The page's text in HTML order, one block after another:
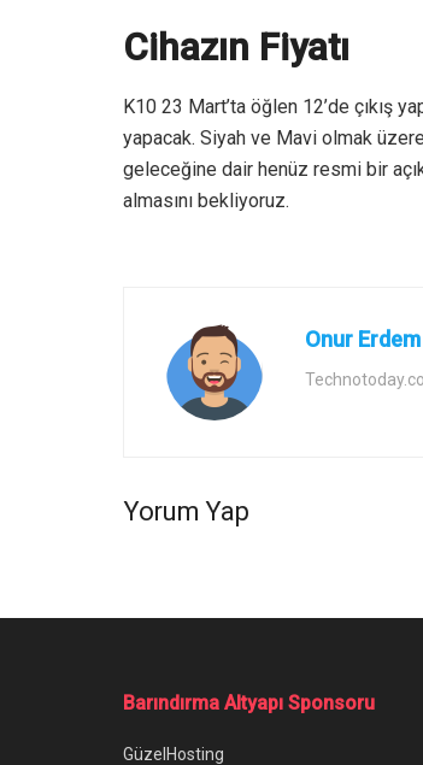
Cihazın Fiyatı
K10 23 Mart’ta öğlen 12’de çıkış
yapacak. Siyah ve Mavi olmak
geleceğine dair henüz resmi bir
almasını bekliyoruz.
Onur Erdem
Yorum Yap
Ana Sayfa/Samsung Galaxy S22 vs iPhone